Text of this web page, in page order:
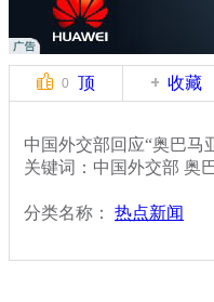
0 顶 收藏
中国外交部回应“奥巴马
关键词：中国外交部 奥
分类名称： 热点新闻